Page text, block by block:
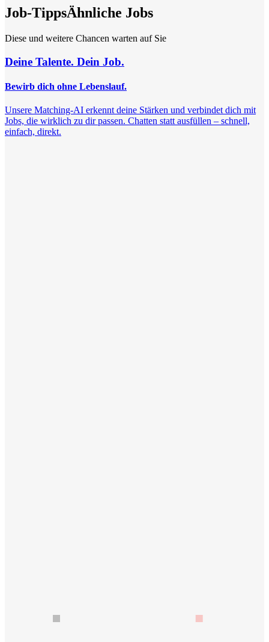
Job-TippsÄhnliche Jobs
Diese und weitere Chancen warten auf Sie
Deine Talente. Dein Job.
Bewirb dich ohne Lebenslauf.
Unsere Matching-AI erkennt deine Stärken und verbindet dich mit
Jobs, die wirklich zu dir passen. Chatten statt ausfüllen – schnell,
einfach, direkt.